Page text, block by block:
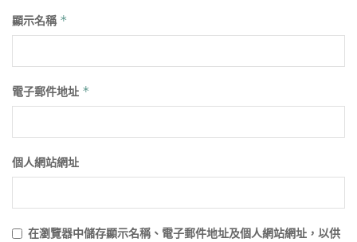
顯示名稱 *
電子郵件地址 *
個人網站網址
在瀏覽器中儲存顯示名稱、電子郵件地址及個人網站網址，以供